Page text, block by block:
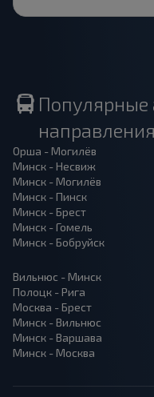
Популярные
направления
Орша - Могилёв
Минск - Несвиж
Минск - Могилёв
Минск - Пинск
Минск - Брест
Минск - Гомель
Минск - Бобруйск
Вильнюс - Минск
Полоцк - Рига
Москва - Брест
Минск - Вильнюс
Минск - Варшава
Минск - Москва